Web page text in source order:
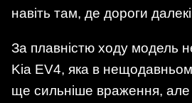
навіть там, де дороги далекі
За плавністю ходу модель
Kia EV4, яка в
ще сильніше враження, але